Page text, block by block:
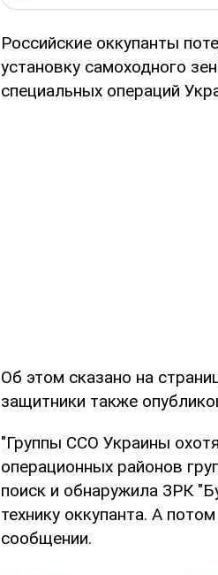
Российские оккупанты
установку самоходного
специальных операций
Об этом сказано на
защитники также
"Группы ССО Украины
операционных районов
поиск и обнаружила ЗРК
технику оккупанта. А
сообщении.